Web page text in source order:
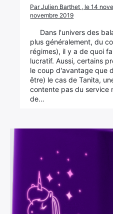
Par Julien Barthet , le 14
novembre 2019
Dans l'univers des
plus généralement, du
régimes), il y a de quoi
lucratif. Aussi, certains
le coup d'avantage que
être) le cas de Tanita,
contente pas du service
de…